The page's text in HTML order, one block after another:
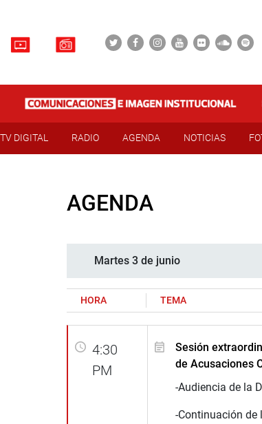
TV DIGITAL RADIO AGENDA NOTICIAS
AGENDA
Martes 3 de junio
HORA TEMA
4:30
PM
Sesión
de Acusaciones
-Audiencia de la
-Continuación de